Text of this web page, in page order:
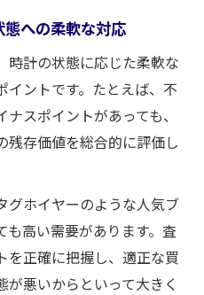
への柔軟な対応
時計の状態に応じた柔軟な
イントです。たとえば、不
スポイントがあっても、
残存価値を総合的に評価し
グホイヤーのような人気ブ
も高い需要があります。査
を正確に把握し、適正な買
悪いからといって大きく